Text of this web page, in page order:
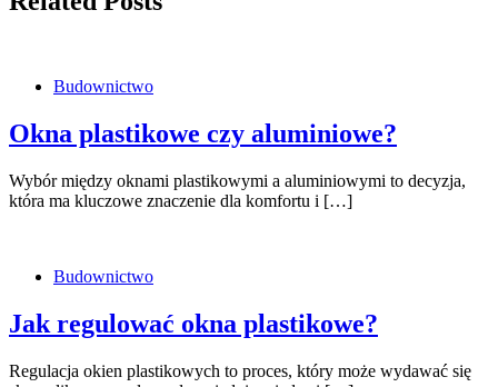
Budownictwo
Okna plastikowe czy aluminiowe?
Wybór między oknami plastikowymi a aluminiowymi to decyzja,
która ma kluczowe znaczenie dla komfortu i […]
Budownictwo
Jak regulować okna plastikowe?
Regulacja okien plastikowych to proces, który może wydawać się